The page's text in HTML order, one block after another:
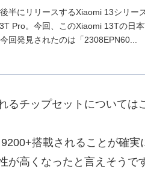
半にリリースするXiaomi 13シリー
Pro。今回、このXiaomi 13Tの日
回発見されたのは「2308EPN60...
るチップセットについては
搭載されることが確
高くなったと言えそうで